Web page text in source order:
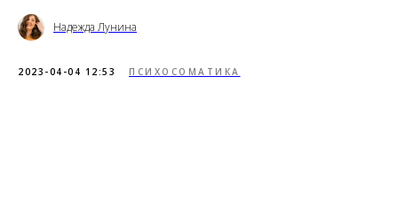
Надежда Лунина
2023-04-04 12:53 ПСИХОСОМАТИКА